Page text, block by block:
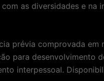
as diversidades e na
prévia comprovada em
para desenvolvimento
interpessoal.